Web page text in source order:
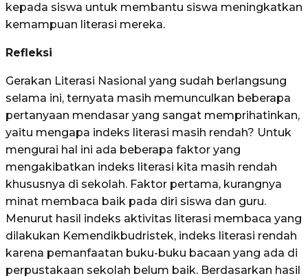
kepada siswa untuk membantu siswa meningkatkan
kemampuan literasi mereka.
Refleksi
Gerakan Literasi Nasional yang sudah berlangsung
selama ini, ternyata masih memunculkan beberapa
pertanyaan mendasar yang sangat memprihatinkan,
yaitu mengapa indeks literasi masih rendah? Untuk
mengurai hal ini ada beberapa faktor yang
mengakibatkan indeks literasi kita masih rendah
khususnya di sekolah. Faktor pertama, kurangnya
minat membaca baik pada diri siswa dan guru.
Menurut hasil indeks aktivitas literasi membaca yang
dilakukan Kemendikbudristek, indeks literasi rendah
karena pemanfaatan buku-buku bacaan yang ada di
perpustakaan sekolah belum baik. Berdasarkan hasil